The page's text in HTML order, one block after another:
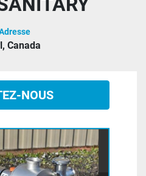
Canada
NOUS